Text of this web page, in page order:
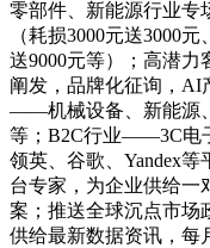
零部件、新能源行业专
（耗损3000元送3000
送9000元等）；高潜
阐发，品牌化征询，AI
——机械设备、新能源
等；B2C行业——3C电
领英、谷歌、Yandex
台专家，为企业供给一
案；推送全球沉点市场
供给最新数据资讯，每